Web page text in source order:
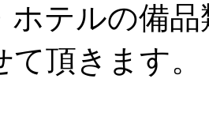
テルの備品
て頂きます。